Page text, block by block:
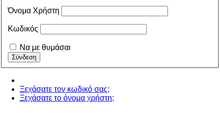
Όνομα Χρήστη
Κωδικός
Να με θυμάσαι
Ξεχάσατε τον κωδικό σας;
Ξεχάσατε το όνομα χρήστη;